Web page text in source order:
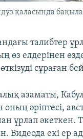
қаласында
талибтер
өз елдерінен
өткізуді сұраған
азаматы,
оның әріптесі,
ұрлап әкеткен.
Видеода екі ер